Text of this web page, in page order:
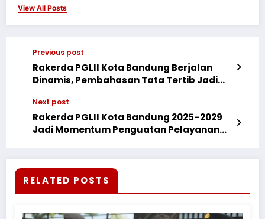
View All Posts
Previous post
Rakerda PGLII Kota Bandung Berjalan
Dinamis, Pembahasan Tata Tertib Jadi
Next post
Rakerda PGLII Kota Bandung 2025–2029
Jadi Momentum Penguatan Pelayanan
RELATED POSTS